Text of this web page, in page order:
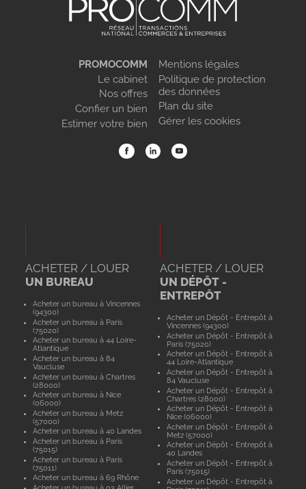
PROMOCOMM
Le cabinet
Nos offres
Confier un bien
Estimer votre bien
Mentions légales
Politique de protection
des données
Plan du site
Gérer les cookies
ACHETER / LOUER
UN BUREAU
Acheter un bureau à Vincennes
(94300)
Acheter un bureau à Paris
(75020)
Acheter un bureau à 44 Loire-
Atlantique
Acheter un bureau à 84
Vaucluse
Acheter un bureau à Chartres
(28000)
Acheter un bureau à Nice
(06000)
Acheter un bureau à Metz
(57000)
Acheter un bureau à 40 Landes
Acheter un bureau à Paris
(75015)
Acheter un bureau à Paris
(75011)
Acheter un bureau à 69 Rhône
ACHETER / LOUER
UN DÉPÔT -
ENTREPÔT
Acheter un Dépôt - Entrepôt à
Vincennes (94300)
Acheter un Dépôt - Entrepôt à
Paris (75020)
Acheter un Dépôt - Entrepôt à
44 Loire-Atlantique
Acheter un Dépôt - Entrepôt à
84 Vaucluse
Acheter un Dépôt - Entrepôt à
Chartres (28000)
Acheter un Dépôt - Entrepôt à
Nice (06000)
Acheter un Dépôt - Entrepôt à
Metz (57000)
Acheter un Dépôt - Entrepôt à
40 Landes
Acheter un Dépôt - Entrepôt à
Paris (75015)
Acheter un Dépôt - Entrepôt à